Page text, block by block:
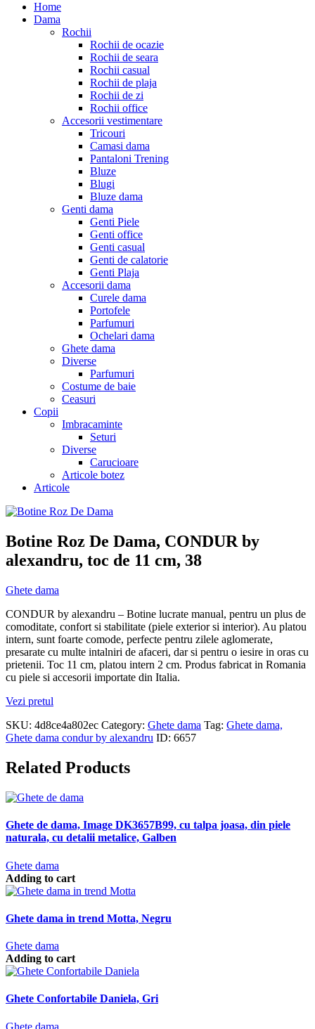
Home
Dama
Rochii
Rochii de ocazie
Rochii de seara
Rochii casual
Rochii de plaja
Rochii de zi
Rochii office
Accesorii vestimentare
Tricouri
Camasi dama
Pantaloni Trening
Bluze
Blugi
Bluze dama
Genti dama
Genti Piele
Genti office
Genti casual
Genti de calatorie
Genti Plaja
Accesorii dama
Curele dama
Portofele
Parfumuri
Ochelari dama
Ghete dama
Diverse
Parfumuri
Costume de baie
Ceasuri
Copii
Imbracaminte
Seturi
Diverse
Carucioare
Articole botez
Articole
Botine Roz De Dama, CONDUR by
alexandru, toc de 11 cm, 38
Ghete dama
CONDUR by alexandru – Botine lucrate manual, pentru un plus de
comoditate, confort si stabilitate (piele exterior si interior). Au platou
intern, sunt foarte comode, perfecte pentru zilele aglomerate,
presarate cu multe intalniri de afaceri, dar si pentru o iesire in oras cu
prietenii. Toc 11 cm, platou intern 2 cm. Produs fabricat in Romania
cu piele si accesorii importate din Italia.
Vezi pretul
SKU: 4d8ce4a802ec Category: Ghete dama Tag: Ghete dama,
Ghete dama condur by alexandru ID: 6657
Related Products
Ghete de dama, Image DK3657B99, cu talpa joasa, din piele
naturala, cu detalii metalice, Galben
Ghete dama
Adding to cart
Ghete dama in trend Motta, Negru
Ghete dama
Adding to cart
Ghete Confortabile Daniela, Gri
Ghete dama